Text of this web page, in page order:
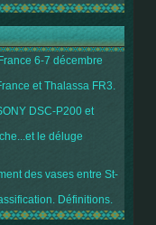
6-7 décembre
et Thalassa FR3.
DSC-P200 et
le déluge
des vases entre St-
Définitions.